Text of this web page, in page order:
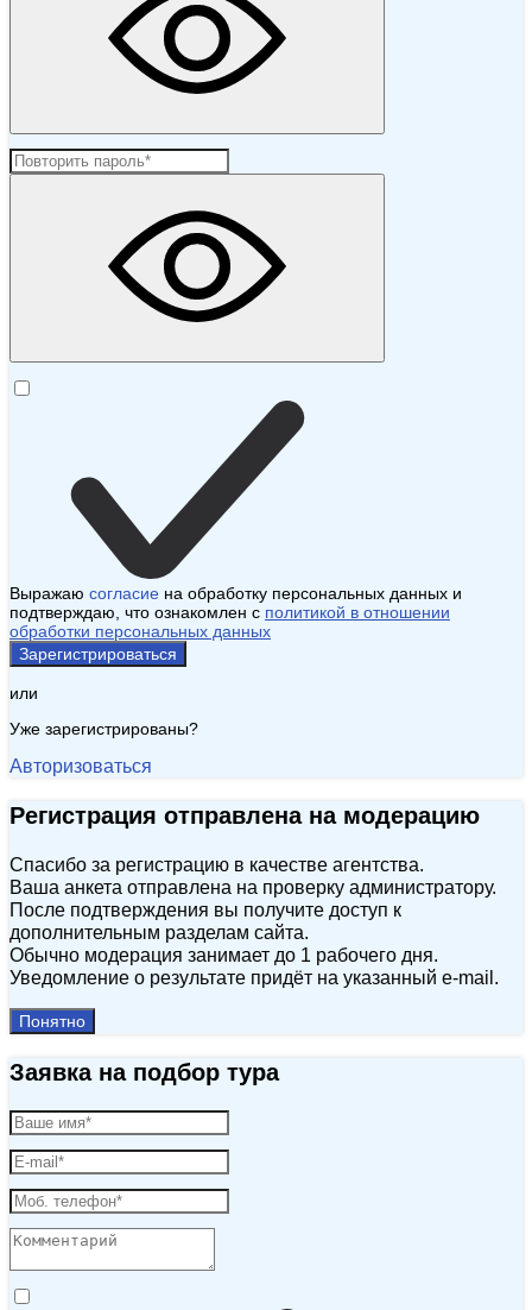
Выражаю согласие на обработку персональных данных и
подтверждаю, что ознакомлен с политикой в отношении
обработки персональных данных
Зарегистрироваться
или
Уже зарегистрированы?
Авторизоваться
Регистрация отправлена на модерацию
Спасибо за регистрацию в качестве агентства.
Ваша анкета отправлена на проверку администратору.
После подтверждения вы получите доступ к
дополнительным разделам сайта.
Обычно модерация занимает до 1 рабочего дня.
Уведомление о результате придёт на указанный e‑mail.
Понятно
Заявка на подбор тура